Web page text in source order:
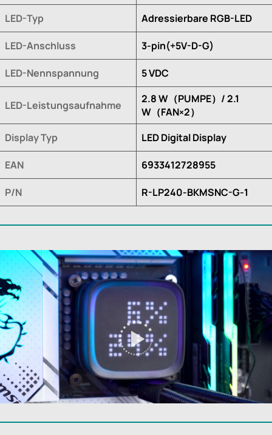
LED-Typ Adressierbare RGB-LED
LED-Anschluss 3-pin(+5V-D-G)
LED-Nennspannung 5 VDC
LED-Leistungsaufnahme
2.8 W（PUMPE）/ 2.1
W（FAN×2）
Display Typ
LED Digital Display
EAN 6933412728955
P/N R-LP240-BKMSNC-G-1